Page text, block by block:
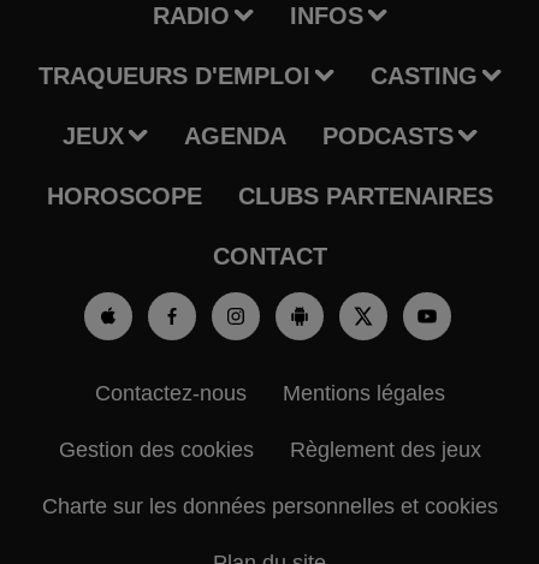
RADIO INFOS
TRAQUEURS D'EMPLOI CASTING
JEUX AGENDA PODCASTS
HOROSCOPE CLUBS PARTENAIRES
CONTACT
Contactez-nous Mentions légales
Gestion des cookies Règlement des jeux
Charte sur les données personnelles et cookies